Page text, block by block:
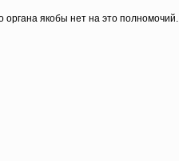
якобы нет на это полномочий.